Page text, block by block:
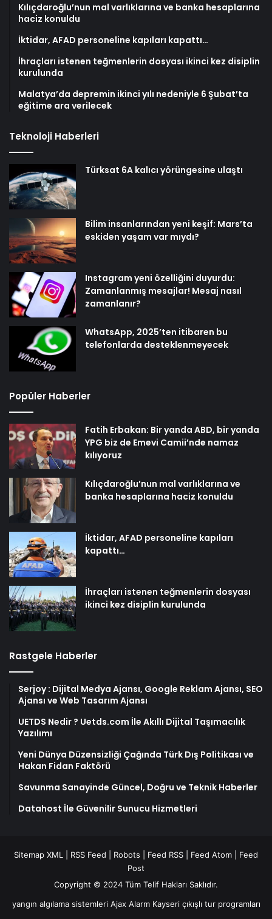
Kılıçdaroğlu’nun mal varlıklarına ve banka hesaplarına
haciz konuldu
İktidar, AFAD personeline kapıları kapattı…
İhraçları istenen teğmenlerin dosyası ikinci kez disiplin
kurulunda
Malatya’da depremin ikinci yılı nedeniyle 6 Şubat’ta
eğitime ara verilecek
Teknoloji Haberleri
Türksat 6A kalıcı yörüngesine ulaştı
Bilim insanlarından yeni keşif: Mars’ta
eskiden yaşam var mıydı?
Instagram yeni özelliğini duyurdu:
Zamanlanmış mesajlar! Mesaj nasıl
zamanlanır?
WhatsApp, 2025’ten itibaren bu
telefonlarda desteklenmeyecek
Popüler Haberler
Fatih Erbakan: Bir yanda ABD, bir yanda
YPG biz de Emevi Camii’nde namaz
kılıyoruz
Kılıçdaroğlu’nun mal varlıklarına ve
banka hesaplarına haciz konuldu
İktidar, AFAD personeline kapıları
kapattı…
İhraçları istenen teğmenlerin dosyası
ikinci kez disiplin kurulunda
Rastgele Haberler
Serjoy : Dijital Medya Ajansı, Google Reklam Ajansı, SEO
Ajansı ve Web Tasarım Ajansı
UETDS Nedir ? Uetds.com İle Akıllı Dijital Taşımacılık
Yazılımı
Yeni Dünya Düzensizliği Çağında Türk Dış Politikası ve
Hakan Fidan Faktörü
Savunma Sanayinde Güncel, Doğru ve Teknik Haberler
Datahost İle Güvenilir Sunucu Hizmetleri
Sitemap XML RSS Feed Robots Feed RSS Feed Atom
Feed
Post
Copyright © 2024 Tüm Telif Hakları Saklıdır.
yangın algılama sistemleri Ajax Alarm Kayseri çıkışlı tur programları